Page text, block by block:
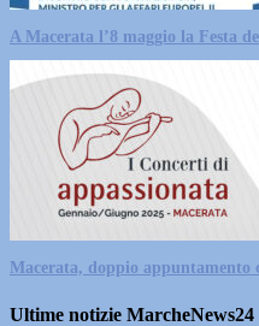
A Macerata l’8 maggio la Festa
Macerata, doppio appuntamento
Ultime notizie MarcheNews24